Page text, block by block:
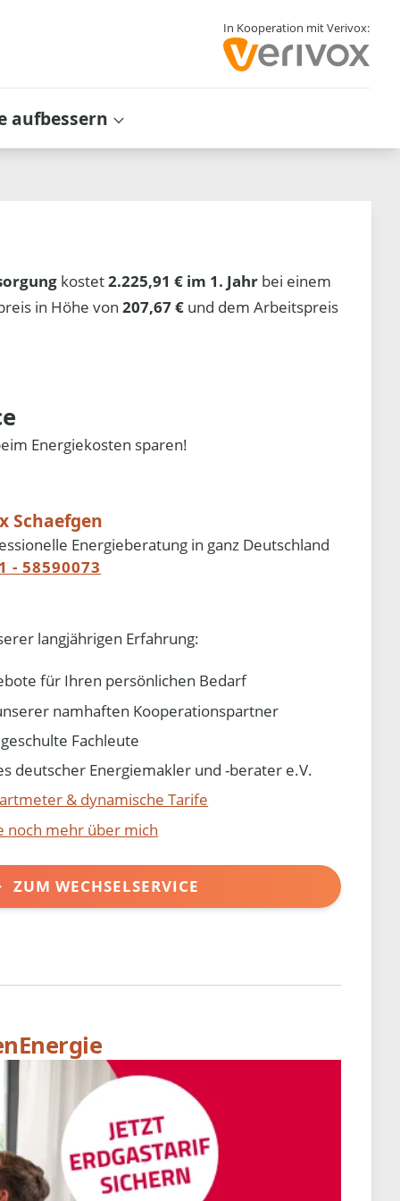
In Kooperation mit Verivox:
aufbessern
kostet2.225,91 € im 1. Jahr bei einem
in Höhe von207,67 € und dem Arbeitspreis
Energiekosten sparen!
Schaefgen
Energieberatung in ganz Deutschland
- 58590073
langjährigen Erfahrung:
für Ihren persönlichen Bedarf
namhaften Kooperationspartner
Fachleute
deutscher Energiemakler und -berater e.V.
& dynamische Tarife
noch mehr über mich
ZUM WECHSELSERVICE